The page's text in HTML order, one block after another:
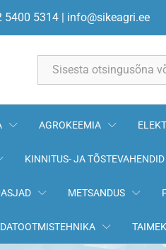
5400 5314 | info@sikeagri.ee
AGROKEEMIA
KINNITUS- JA TÕSTEVAHENDID
METSANDUS